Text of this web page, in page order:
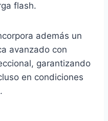
flash.
además un
avanzado con
garantizando
en condiciones